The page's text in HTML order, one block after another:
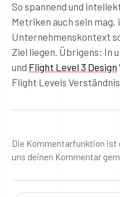
So spannend und
Metriken auch sein mag,
Unternehmenskontext
Ziel liegen. Übrigens: In
und Flight Level 3 Design
Flight Levels
Die Kommentarfunktion ist
uns deinen Kommentar